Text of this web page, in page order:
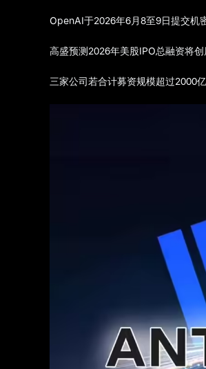
OpenAI于2026年6月8至9日提交机
高盛预测2026年美股IPO总融资将
三家公司若合计募资规模超过2000